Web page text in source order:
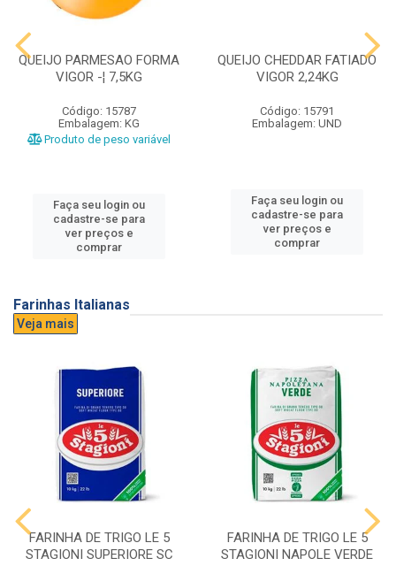
QUEIJO PARMESAO FORMA
VIGOR -¦ 7,5KG
Código: 15787
Embalagem: KG
Produto de peso variável
Faça seu login ou
cadastre-se para
ver preços e
comprar
QUEIJO CHEDDAR FATIADO
VIGOR 2,24KG
Código: 15791
Embalagem: UND
Faça seu login ou
cadastre-se para
ver preços e
comprar
Farinhas Italianas
Veja mais
FARINHA DE TRIGO LE 5
STAGIONI SUPERIORE SC
FARINHA DE TRIGO LE 5
STAGIONI NAPOLE VERDE